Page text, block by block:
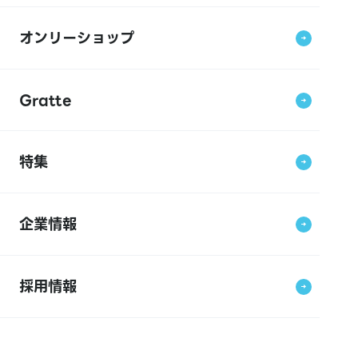
オンリーショップ
Gratte
特集
企業情報
採用情報